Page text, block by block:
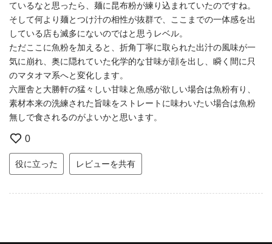
ているなと思ったら、麺に昆布粉が練り込まれていたのですね。
そして何より麺とつけ汁の相性が抜群で、ここまでの一体感を出
している店も滅多にないのではと思うレベル。
ただここに魚粉を加えると、折角丁寧に取られた出汁の風味が一
気に崩れ、奥に隠れていた化学的な甘味が顔を出し、瞬く間に只
のマタオマ系へと変化します。
六厘舎と大勝軒の猛々しい甘味と魚感が欲しい場合は魚粉有り、
素材本来の洗練された旨味をストレートに味わいたい場合は魚粉
無しで食されるのがよいかと思います。
0
役に立った レビューを共有